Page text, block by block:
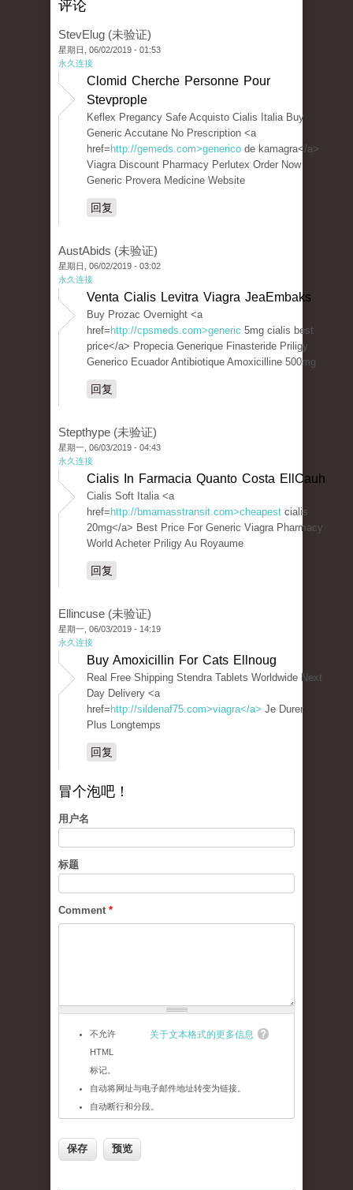
评论
StevElug (未验证)
星期日, 06/02/2019 - 01:53
永久连接
Clomid Cherche Personne Pour
Stevprople
Keflex Pregancy Safe Acquisto Cialis Italia Buy
Generic Accutane No Prescription <a
href= http://gemeds.com>generico de kamagra</a>
Viagra Discount Pharmacy Perlutex Order Now
Generic Provera Medicine Website
回复
AustAbids (未验证)
星期日, 06/02/2019 - 03:02
永久连接
Venta Cialis Levitra Viagra JeaEmbaks
Buy Prozac Overnight <a
href= http://cpsmeds.com>generic 5mg cialis best
price</a> Propecia Generique Finasteride Priligy
Generico Ecuador Antibiotique Amoxicilline 500mg
回复
Stepthype (未验证)
星期一, 06/03/2019 - 04:43
永久连接
Cialis In Farmacia Quanto Costa EllCauh
Cialis Soft Italia <a
href= http://bmamasstransit.com>cheapest cialis
20mg</a> Best Price For Generic Viagra Pharmacy
World Acheter Priligy Au Royaume
回复
Ellincuse (未验证)
星期一, 06/03/2019 - 14:19
永久连接
Buy Amoxicillin For Cats Ellnoug
Real Free Shipping Stendra Tablets Worldwide Next
Day Delivery <a
href= http://sildenaf75.com>viagra</a> Je Durer
Plus Longtemps
回复
冒个泡吧！
用户名
标题
Comment *
关于文本格式的更多信息
不允许
HTML
标记。
自动将网址与电子邮件地址转变为链接。
自动断行和分段。